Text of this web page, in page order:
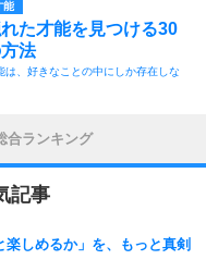
能
れた才能を見つける30
法
は、好きなことの中にしか存在しな
合ランキング
記事
楽しめるか」を、もっと真剣